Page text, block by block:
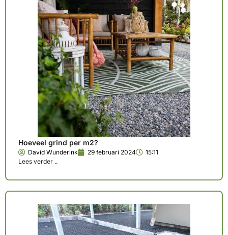
Hoeveel grind per m2?
David Wunderink 29 februari 2024
15:11
Lees verder ..